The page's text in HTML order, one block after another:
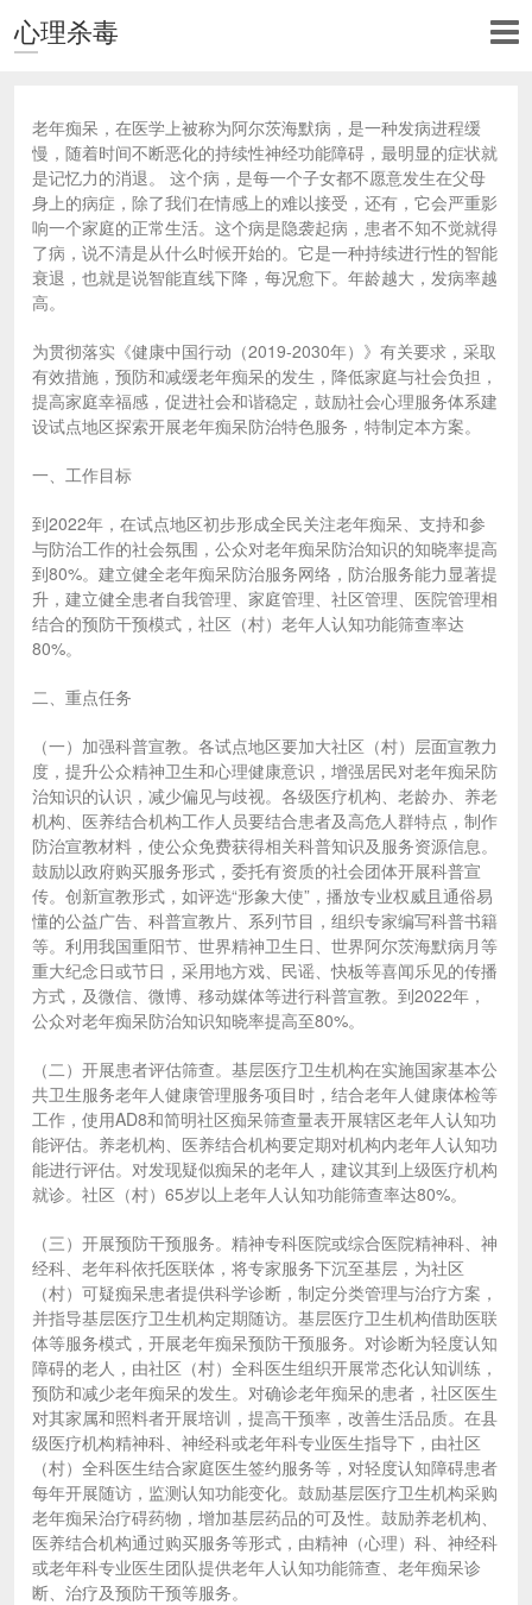
心理杀毒
老年痴呆，在医学上被称为阿尔茨海默病，是一种发病进程缓
慢，随着时间不断恶化的持续性神经功能障碍，最明显的症状就
是记忆力的消退。 这个病，是每一个子女都不愿意发生在父母
身上的病症，除了我们在情感上的难以接受，还有，它会严重影
响一个家庭的正常生活。这个病是隐袭起病，患者不知不觉就得
了病，说不清是从什么时候开始的。它是一种持续进行性的智能
衰退，也就是说智能直线下降，每况愈下。年龄越大，发病率越
高。
为贯彻落实《健康中国行动（2019-2030年）》有关要求，采取
有效措施，预防和减缓老年痴呆的发生，降低家庭与社会负担，
提高家庭幸福感，促进社会和谐稳定，鼓励社会心理服务体系建
设试点地区探索开展老年痴呆防治特色服务，特制定本方案。
一、工作目标
到2022年，在试点地区初步形成全民关注老年痴呆、支持和参
与防治工作的社会氛围，公众对老年痴呆防治知识的知晓率提高
到80%。建立健全老年痴呆防治服务网络，防治服务能力显著提
升，建立健全患者自我管理、家庭管理、社区管理、医院管理相
结合的预防干预模式，社区（村）老年人认知功能筛查率达
80%。
二、重点任务
（一）加强科普宣教。各试点地区要加大社区（村）层面宣教力
度，提升公众精神卫生和心理健康意识，增强居民对老年痴呆防
治知识的认识，减少偏见与歧视。各级医疗机构、老龄办、养老
机构、医养结合机构工作人员要结合患者及高危人群特点，制作
防治宣教材料，使公众免费获得相关科普知识及服务资源信息。
鼓励以政府购买服务形式，委托有资质的社会团体开展科普宣
传。创新宣教形式，如评选“形象大使”，播放专业权威且通俗易
懂的公益广告、科普宣教片、系列节目，组织专家编写科普书籍
等。利用我国重阳节、世界精神卫生日、世界阿尔茨海默病月等
重大纪念日或节日，采用地方戏、民谣、快板等喜闻乐见的传播
方式，及微信、微博、移动媒体等进行科普宣教。到2022年，
公众对老年痴呆防治知识知晓率提高至80%。
（二）开展患者评估筛查。基层医疗卫生机构在实施国家基本公
共卫生服务老年人健康管理服务项目时，结合老年人健康体检等
工作，使用AD8和简明社区痴呆筛查量表开展辖区老年人认知功
能评估。养老机构、医养结合机构要定期对机构内老年人认知功
能进行评估。对发现疑似痴呆的老年人，建议其到上级医疗机构
就诊。社区（村）65岁以上老年人认知功能筛查率达80%。
（三）开展预防干预服务。精神专科医院或综合医院精神科、神
经科、老年科依托医联体，将专家服务下沉至基层，为社区
（村）可疑痴呆患者提供科学诊断，制定分类管理与治疗方案，
并指导基层医疗卫生机构定期随访。基层医疗卫生机构借助医联
体等服务模式，开展老年痴呆预防干预服务。对诊断为轻度认知
障碍的老人，由社区（村）全科医生组织开展常态化认知训练，
预防和减少老年痴呆的发生。对确诊老年痴呆的患者，社区医生
对其家属和照料者开展培训，提高干预率，改善生活品质。在县
级医疗机构精神科、神经科或老年科专业医生指导下，由社区
（村）全科医生结合家庭医生签约服务等，对轻度认知障碍患者
每年开展随访，监测认知功能变化。鼓励基层医疗卫生机构采购
老年痴呆治疗碍药物，增加基层药品的可及性。鼓励养老机构、
医养结合机构通过购买服务等形式，由精神（心理）科、神经科
或老年科专业医生团队提供老年人认知功能筛查、老年痴呆诊
断、治疗及预防干预等服务。